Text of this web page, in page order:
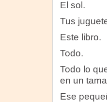
El sol.
Tus
Este libro.
Todo.
Todo lo
en un
Ese